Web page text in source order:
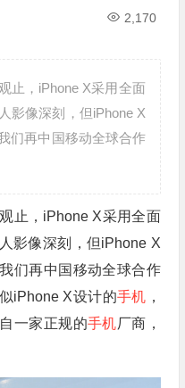
2,170
止，iPhone X采用全面
影像深刻，但iPhone X
们再中国移动全球合作
止，iPhone X采用全面
影像深刻，但iPhone X
们再中国移动全球合作
iPhone X设计的手机 ，
一家正规的手机厂商，